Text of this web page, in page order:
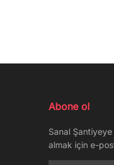
Abone ol
Sanal
almak için e-